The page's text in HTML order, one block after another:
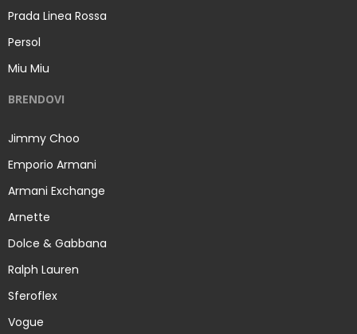
Prada Linea Rossa
Persol
Miu Miu
BRENDOVI
Jimmy Choo
Emporio Armani
Armani Exchange
Arnette
Dolce & Gabbana
Ralph Lauren
Sferoflex
Vogue